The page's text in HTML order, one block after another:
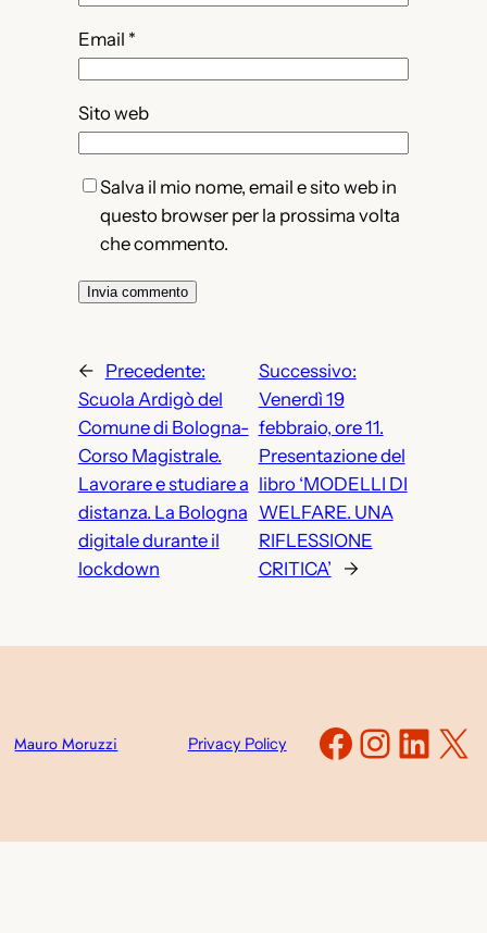
Email *
Sito web
Salva il mio nome, email e sito web in
questo browser per la prossima volta
che commento.
←
Precedente:
Scuola Ardigò del
Comune di Bologna-
Corso Magistrale.
Lavorare e studiare a
distanza. La Bologna
digitale durante il
lockdown
Successivo:
Venerdì 19
febbraio, ore 11.
Presentazione del
libro ‘MODELLI DI
WELFARE. UNA
RIFLESSIONE
CRITICA’
→
Mauro Moruzzi Privacy Policy X